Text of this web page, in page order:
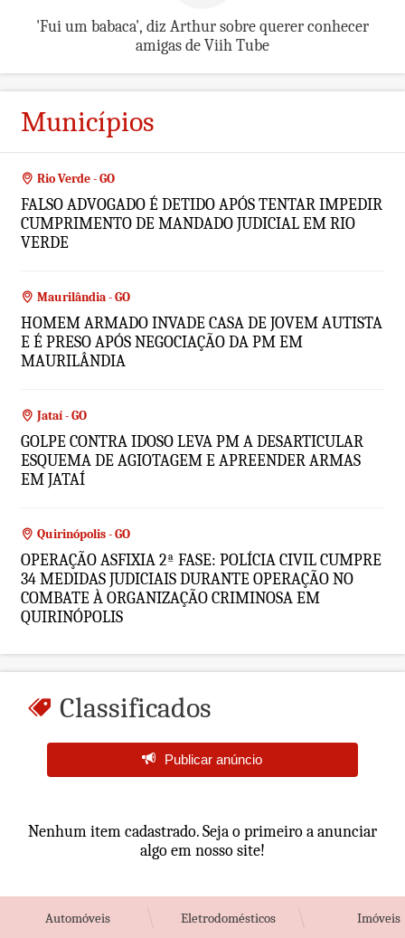
'Fui um babaca', diz Arthur sobre querer conhecer
amigas de Viih Tube
Municípios
Rio Verde - GO
FALSO ADVOGADO É DETIDO APÓS TENTAR IMPEDIR
CUMPRIMENTO DE MANDADO JUDICIAL EM RIO
VERDE
Maurilândia - GO
HOMEM ARMADO INVADE CASA DE JOVEM AUTISTA
E É PRESO APÓS NEGOCIAÇÃO DA PM EM
MAURILÂNDIA
Jataí - GO
GOLPE CONTRA IDOSO LEVA PM A DESARTICULAR
ESQUEMA DE AGIOTAGEM E APREENDER ARMAS
EM JATAÍ
Quirinópolis - GO
OPERAÇÃO ASFIXIA 2ª FASE: POLÍCIA CIVIL CUMPRE
34 MEDIDAS JUDICIAIS DURANTE OPERAÇÃO NO
COMBATE À ORGANIZAÇÃO CRIMINOSA EM
QUIRINÓPOLIS
Classificados
Publicar anúncio
Nenhum item cadastrado. Seja o primeiro a anunciar
algo em nosso site!
Automóveis Eletrodomésticos Imóveis